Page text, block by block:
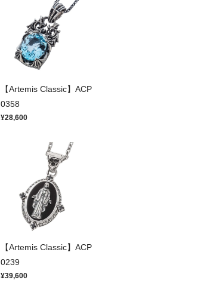
【Artemis Classic】ACP
0358
¥28,600
【Artemis Classic】ACP
0239
¥39,600